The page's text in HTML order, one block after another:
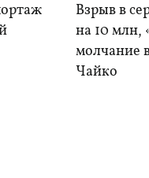
Взрыв в
на 10
молчание
Чайко